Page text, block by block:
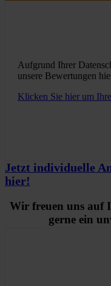
Aufgrund Ihrer
unsere Bewertungen
Klicken Sie hier um
Jetzt individuelle
hier!
Wir freuen uns auf
gerne ein